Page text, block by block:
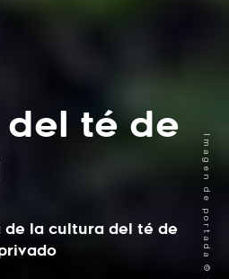
del té de
de la cultura del té de